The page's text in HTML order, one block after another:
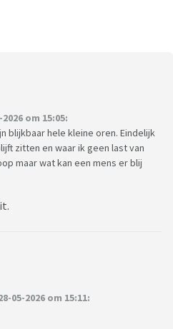
om 15:05:
blijkbaar hele kleine oren. Eindelijk
zitten en waar ik geen last van
maar wat kan een mens er blij
05-2026 om 15:11: